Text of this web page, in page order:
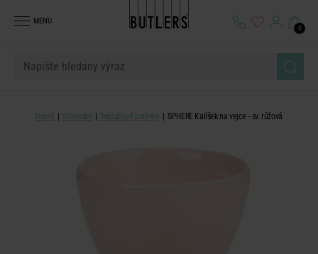
MENU
0
Domů Stolování Snídaňové potřeby SPHERE Kalíšek na vejce - sv. růžová